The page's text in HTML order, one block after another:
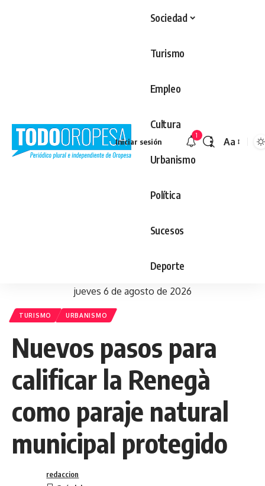
Sociedad
Turismo
Empleo
Cultura
Urbanismo
Política
Sucesos
Deporte
Iniciar sesión
1
Aa
jueves 6 de agosto de 2026
TURISMO URBANISMO
Nuevos pasos para
calificar la Renegà
como paraje natural
municipal protegido
redaccion